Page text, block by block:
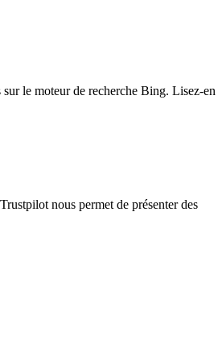
le moteur de recherche Bing. Lisez-en
nous permet de présenter des